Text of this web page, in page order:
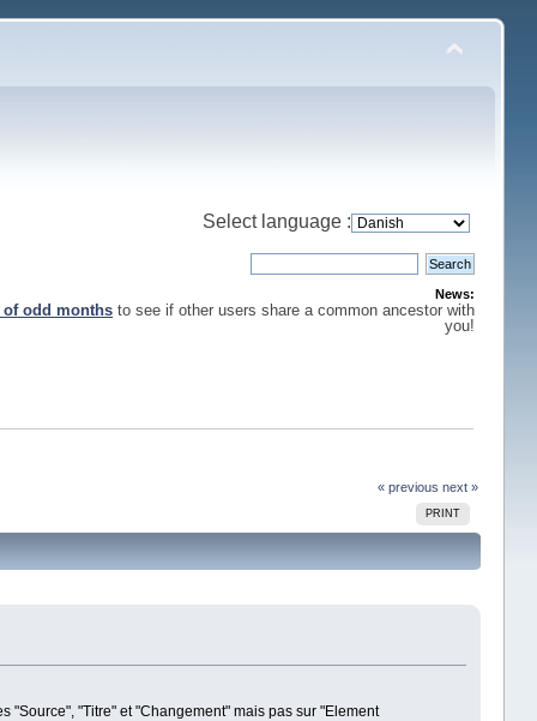
Select language :
News:
of odd months to see if other users share a common ancestor with
you!
« previous next »
PRINT
"Titre" et "Changement" mais pas sur "Element